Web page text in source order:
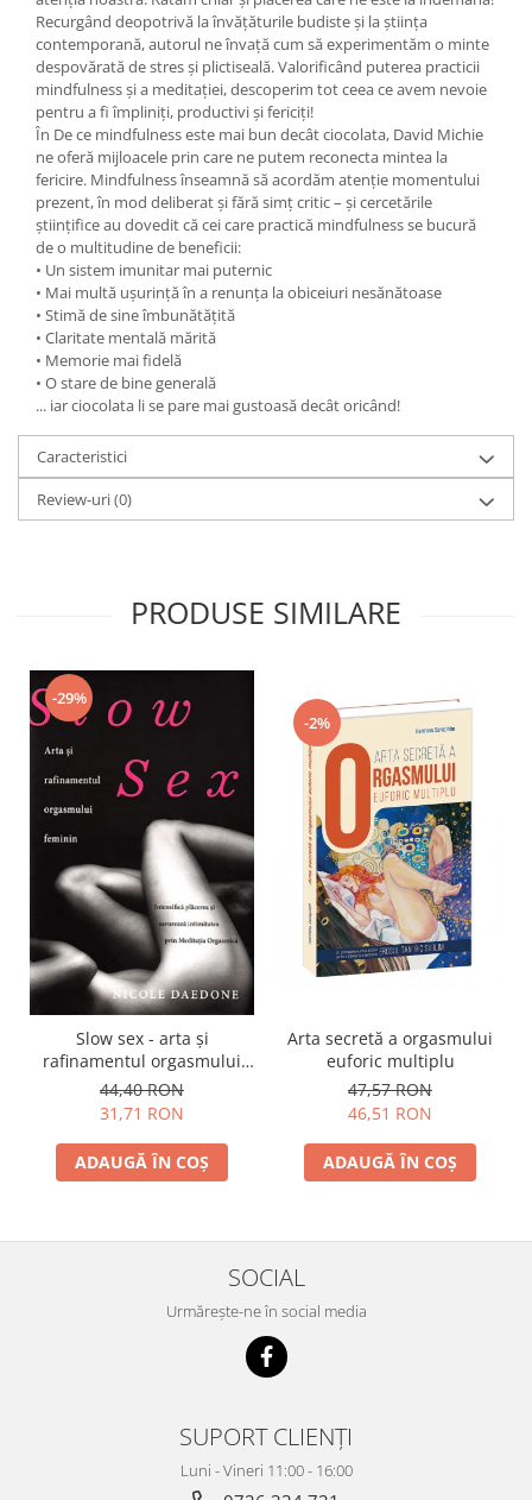
Fără categorie
Cunoaștere
Recurgând deopotrivă la învăţăturile budiste şi la ştiinţa
contemporană, autorul ne învaţă cum să experimentăm o minte
despovărată de stres şi plictiseală. Valorificând puterea practicii
mindfulness şi a meditaţiei, descoperim tot ceea ce avem nevoie
pentru a fi împliniţi, productivi şi fericiţi!
În De ce mindfulness este mai bun decât ciocolata, David Michie
ne oferă mijloacele prin care ne putem reconecta mintea la
fericire. Mindfulness înseamnă să acordăm atenţie momentului
prezent, în mod deliberat şi fără simţ critic – şi cercetările
ştiinţifice au dovedit că cei care practică mindfulness se bucură
de o multitudine de beneficii:
• Un sistem imunitar mai puternic
• Mai multă uşurinţă în a renunţa la obiceiuri nesănătoase
• Stimă de sine îmbunătăţită
• Claritate mentală mărită
• Memorie mai fidelă
• O stare de bine generală
... iar ciocolata li se pare mai gustoasă decât oricând!
Caracteristici
Review-uri(0)
PRODUSE SIMILARE
-29%
Slow sex - arta şi
rafinamentul orgasmului
feminin
44,40 RON
31,71 RON
ADAUGĂ ÎN COȘ
-2%
Arta secretă a orgasmului
euforic multiplu
47,57 RON
46,51 RON
ADAUGĂ ÎN COȘ
SOCIAL
Urmărește-ne în social media
SUPORT CLIENȚI
Luni - Vineri 11:00 - 16:00